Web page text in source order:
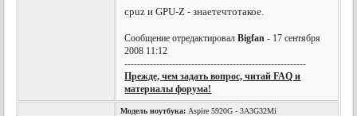
cpuz и GPU-Z - знаетечтотакое.
Сообщение отредактировалBigfan - 17 сентября
2008 11:12
---------------------------------------------------------
Прежде, чем задать вопрос, читай FAQ и
материалы форума!
Модель ноутбука: Aspire 5920G - 3A3G32Mi